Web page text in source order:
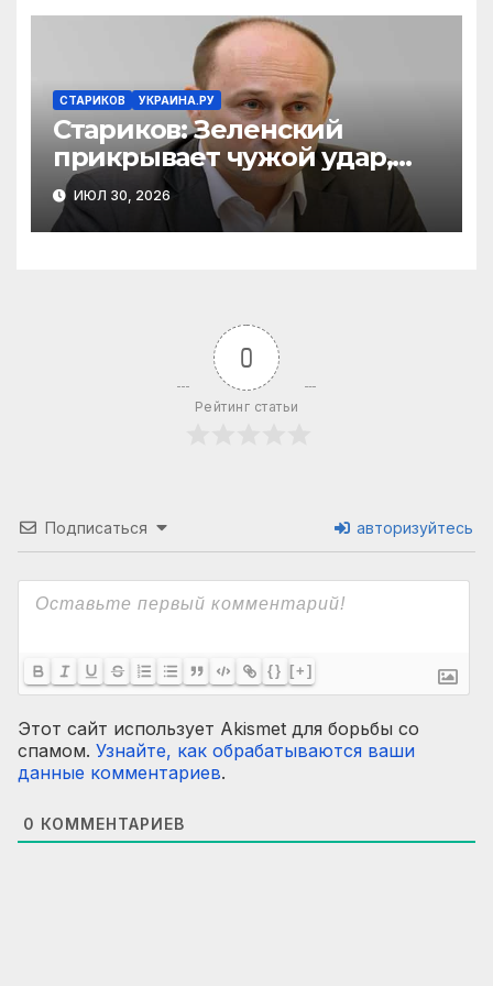
СТАРИКОВ УКРАИНА.РУ
Стариков: Зеленский
прикрывает чужой удар,
украинские боевики в
Ираке и хозяева Запада
ИЮЛ 30, 2026
0
Рейтинг статьи
Подписаться авторизуйтесь
{} [+]
Этот сайт использует Akismet для борьбы со
спамом. Узнайте, как обрабатываются ваши
данные комментариев.
0 КОММЕНТАРИЕВ